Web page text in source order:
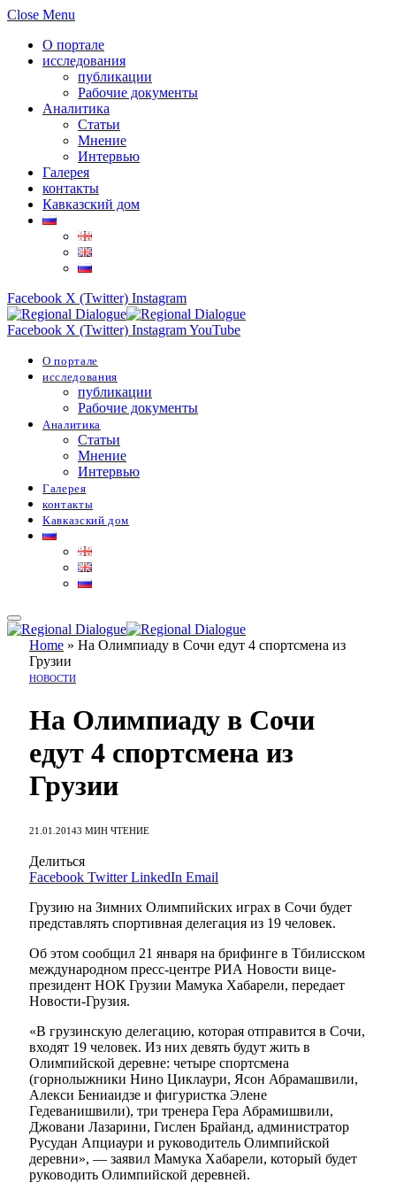
Close Menu
О портале
исследования
публикации
Рабочие документы
Аналитика
Статьи
Мнение
Интервью
Галерея
контакты
Кавказский дом
Facebook X (Twitter) Instagram
Facebook X (Twitter) InstagramYouTube
О портале
исследования
публикации
Рабочие документы
Аналитика
Статьи
Мнение
Интервью
Галерея
контакты
Кавказский дом
Home » На Олимпиаду в Сочи едут 4 спортсмена из
Грузии
НОВОСТИ
На Олимпиаду в Сочи
едут 4 спортсмена из
Грузии
21.01.20143 МИН ЧТЕНИЕ
Делиться
Facebook Twitter LinkedIn Email
Грузию на Зимних Олимпийских играх в Сочи будет
представлять спортивная делегация из 19 человек.
Об этом сообщил 21 января на брифинге в Тбилисском
международном пресс-центре РИА Новости вице-
президент НОК Грузии Мамука Хабарели, передает
Новости-Грузия.
«В грузинскую делегацию, которая отправится в Сочи,
входят 19 человек. Из них девять будут жить в
Олимпийской деревне: четыре спортсмена
(горнолыжники Нино Циклаури, Ясон Абрамашвили,
Алекси Бениаидзе и фигуристка Элене
Гедеванишвили), три тренера Гера Абрамишвили,
Джовани Лазарини, Гислен Брайанд, администратор
Русудан Апциаури и руководитель Олимпийской
деревни», — заявил Мамука Хабарели, который будет
руководить Олимпийской деревней.